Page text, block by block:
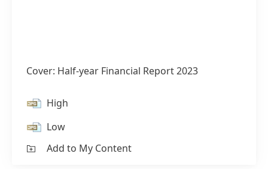
Cover: Half-year Financial Report 2023
High
Low
Add to My Content